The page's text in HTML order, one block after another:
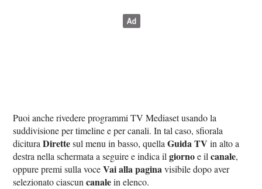
Puoi anche rivedere programmi TV Mediaset usando la
suddivisione per timeline e per canali. In tal caso, sfiorala
dicituraDirettesul menu in basso, quellaGuida TV in alto a
destra nella schermata a seguire e indica ilgiornoe ilcanale,
oppure premi sulla voceVai alla paginavisibile dopo aver
selezionato ciascuncanalein elenco.